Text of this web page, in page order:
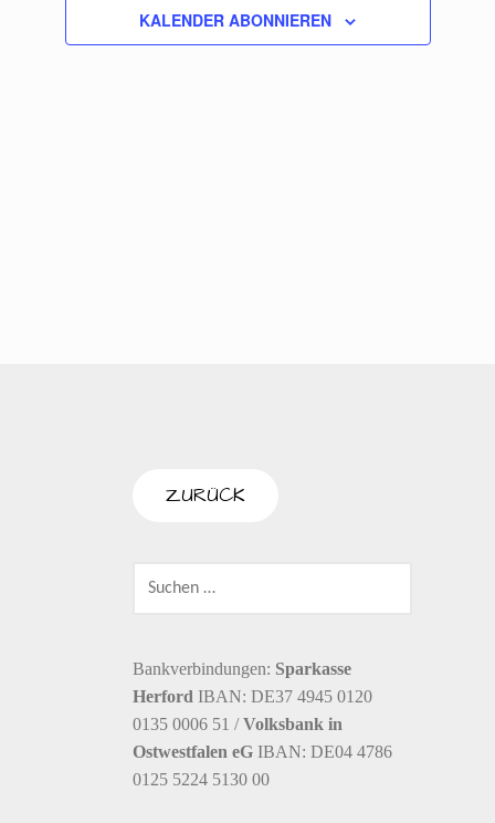
KALENDER ABONNIEREN
NACH:
Bankverbindungen: Sparkasse
HerfordIBAN: DE37 4945 0120
0135 0006 51 /Volksbank in
Ostwestfalen eGIBAN: DE04 4786
0125 5224 5130 00